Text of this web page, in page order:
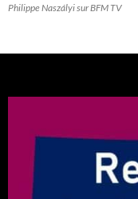
Philippe Naszályi sur BFM TV